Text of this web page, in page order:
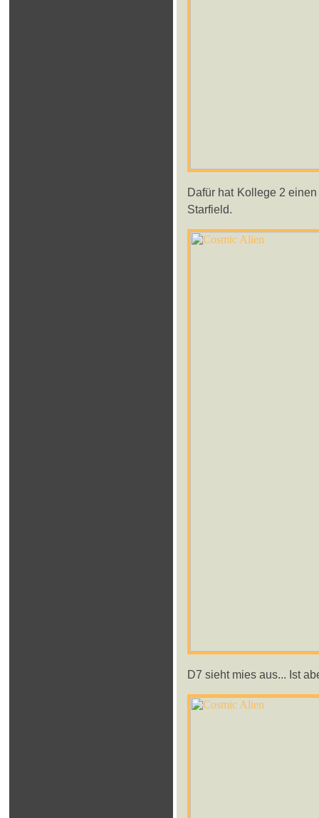
Dafür hat Kollege 2
Starfield.
D7 sieht mies aus... Ist